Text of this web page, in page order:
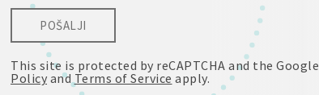
POŠALJI
This site is protected by reCAPTCHA and the Google
Policy and Terms of Service apply.